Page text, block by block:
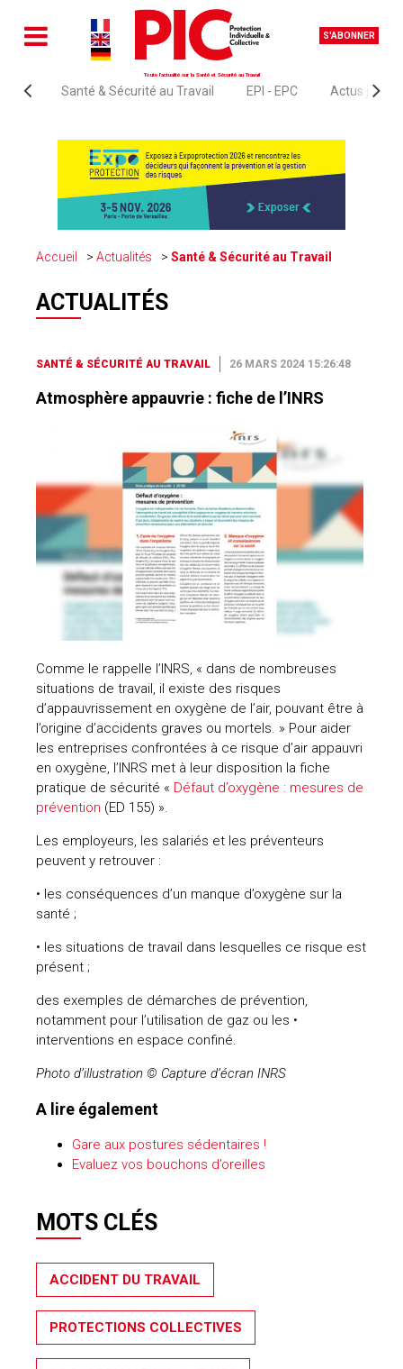
S'ABONNER
Toute l'actualité sur la Santé et Sécurité au Travail
Santé & Sécurité au Travail EPI - EPC Actus
Accueil Actualités Santé & Sécurité au Travail
ACTUALITÉS
SANTÉ & SÉCURITÉ AU TRAVAIL 26 MARS 2024 15:26:48
Atmosphère appauvrie : fiche de l’INRS
Comme le rappelle l’INRS, « dans de nombreuses
situations de travail, il existe des risques
d’appauvrissement en oxygène de l’air, pouvant être à
l’origine d’accidents graves ou mortels. » Pour aider
les entreprises confrontées à ce risque d’air appauvri
en oxygène, l’INRS met à leur disposition la fiche
pratique de sécurité « Défaut d’oxygène : mesures de
prévention (ED 155) ».
Les employeurs, les salariés et les préventeurs
peuvent y retrouver :
• les conséquences d’un manque d’oxygène sur la
santé ;
• les situations de travail dans lesquelles ce risque est
présent ;
des exemples de démarches de prévention,
notamment pour l’utilisation de gaz ou les •
interventions en espace confiné.
Photo d’illustration © Capture d’écran INRS
A lire également
Gare aux postures sédentaires !
Evaluez vos bouchons d’oreilles
MOTS CLÉS
ACCIDENT DU TRAVAIL
PROTECTIONS COLLECTIVES